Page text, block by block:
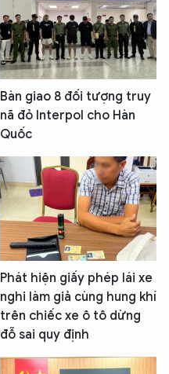
Bàn giao 8 đối tượng truy
nã đỏ Interpol cho Hàn
Quốc
Phát hiện giấy phép lái xe
nghi làm giả cùng hung khí
trên chiếc xe ô tô dừng
đỗ sai quy định